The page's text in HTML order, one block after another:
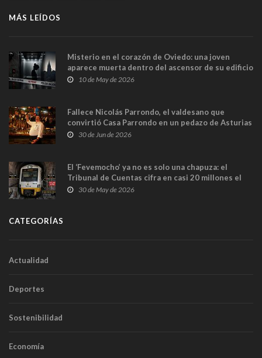
MÁS LEÍDOS
Misterio en el corazón de Oviedo: una joven
aparece muerta dentro del ascensor de su edificio
y las cámaras captan sus últimos minutos
10 de May de 2026
Fallece Nicolás Parrondo, el valdesano que
convirtió Casa Parrondo en un pedazo de Asturias
en Madrid
30 de Jun de 2026
El ‘Fevemocho’ ya no es solo una chapuza: el
Tribunal de Cuentas cifra en casi 20 millones el
sobrecoste de los trenes que no cabían por los
30 de May de 2026
CATEGORÍAS
Actualidad
Deportes
Sostenibilidad
Economía